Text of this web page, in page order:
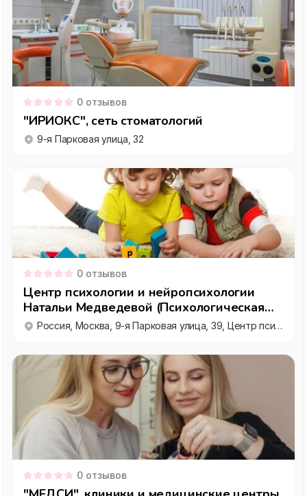
0 отзывов
"ИРИОКС", сеть стоматологий
9-я Парковая улица, 32
0 отзывов
Центр психологии и нейропсихологии
Натальи Медведевой (Психологическая
служба )
Россия, Москва, 9-я Парковая улица, 39, Центр психологии и нейропсихологии, этаж 4
0 отзывов